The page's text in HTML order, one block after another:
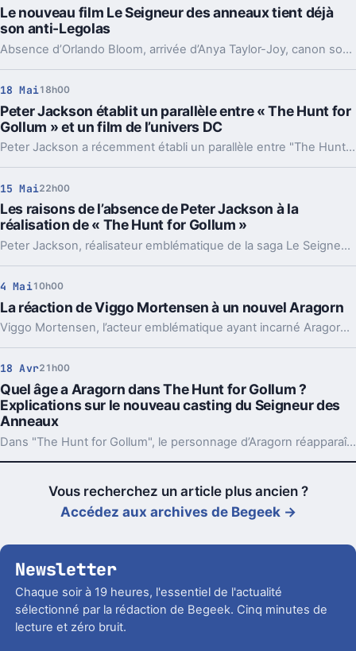
Le nouveau film Le Seigneur des anneaux tient déjà
son anti-Legolas
Absence d’Orlando Bloom, arrivée d’Anya Taylor-Joy, canon sous tension: The Hunt for Gollum précise sa place dans la saga et ses risques.
18 Mai18h00
Peter Jackson établit un parallèle entre « The Hunt for
Gollum » et un film de l’univers DC
Peter Jackson a récemment établi un parallèle entre "The Hunt For Gollum", le prochain film issu de l’univers du Seigneur des Anneaux, et les productions cinématographiques de l’univers DC, soulignant ainsi une évolution notable dans la saga.
15 Mai22h00
Les raisons de l’absence de Peter Jackson à la
réalisation de « The Hunt for Gollum »
Peter Jackson, réalisateur emblématique de la saga Le Seigneur des Anneaux, ne sera pas aux commandes du nouveau film centré sur Gollum. Les raisons de son absence à la réalisation suscitent interrogations et spéculations parmi les fans.
4 Mai10h00
La réaction de Viggo Mortensen à un nouvel Aragorn
Viggo Mortensen, l’acteur emblématique ayant incarné Aragorn dans la trilogie Le Seigneur des Anneaux, s’exprime sur le choix d’un nouvel interprète pour ce rôle mythique dans The Hunt For Gollum.
18 Avr21h00
Quel âge a Aragorn dans The Hunt for Gollum ?
Explications sur le nouveau casting du Seigneur des
Anneaux
Dans "The Hunt for Gollum", le personnage d’Aragorn réapparaît dans une période antérieure à "Le Seigneur des Anneaux". L’occasion de revenir sur l’âge du héros à ce moment-là et d’expliquer les raisons derrière son nouveau casting.
Vous recherchez un article plus ancien ?
Accédez aux archives de Begeek →
Newsletter
Chaque soir à 19 heures, l'essentiel de l'actualité
sélectionné par la rédaction de Begeek. Cinq minutes de
lecture et zéro bruit.